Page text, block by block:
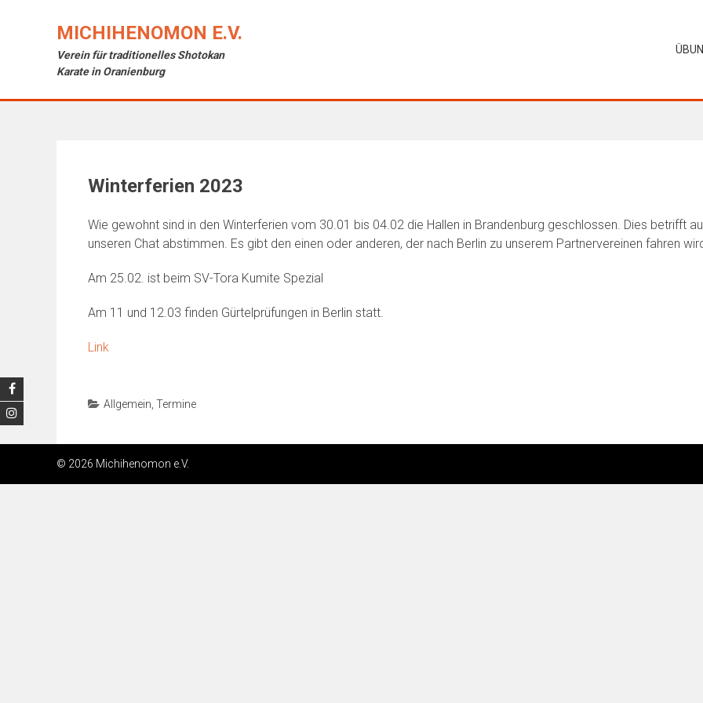
MICHIHENOMON E.V.
Verein für traditionelles Shotokan
Karate in Oranienburg
Winterferien 2023
Wie gewohnt sind in den Winterferien vom 30.01 bis 04.02 die Hallen in Brandenburg geschlossen. Dies betrifft
unseren Chat abstimmen. Es gibt den einen oder anderen, der nach Berlin zu unserem Partnervereinen fahren
Am 25.02. ist beim SV-Tora Kumite Spezial
Am 11 und 12.03 finden Gürtelprüfungen in Berlin statt.
Link
Allgemein Termine
© 2026 Michihenomon e.V.